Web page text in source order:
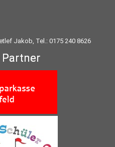
Jakob, Tel.: 0175 240 8626
Partner